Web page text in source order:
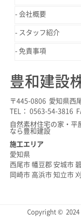
会社概要
スタッフ紹介
免責事項
豊和建設
〒445-0806 愛知県西
TEL： 0563-54-3816
自然素材住宅の家・平
なら豊和建設
施工エリア
愛知県
西尾市 幡豆郡 安城市
岡崎市 高浜市 知立市
Copyright © 2024